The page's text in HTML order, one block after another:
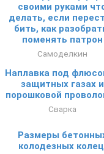
своими руками
делать, если
бить, как
поменять патрон
Самоделкин
Наплавка под
защитных газах и
порошковой
Сварка
Размеры
колодезных